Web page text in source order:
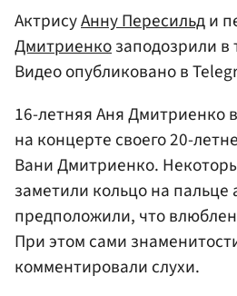
АктрисуАнну Пересильди
Дмитриенкозаподозрили
Видео опубликовано в
16-летняя Аня Дмитриенко
на концерте своего 20-
Вани Дмитриенко.
заметили кольцо на пальце
предположили, что
При этом сами
комментировали слухи.